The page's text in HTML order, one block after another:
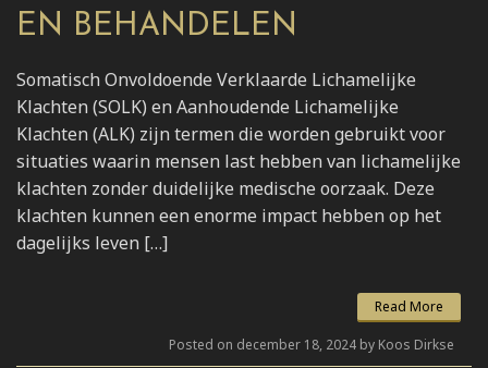
EN BEHANDELEN
Somatisch Onvoldoende Verklaarde Lichamelijke
Klachten (SOLK) en Aanhoudende Lichamelijke
Klachten (ALK) zijn termen die worden gebruikt voor
situaties waarin mensen last hebben van lichamelijke
klachten zonder duidelijke medische oorzaak. Deze
klachten kunnen een enorme impact hebben op het
dagelijks leven […]
Read More
Posted on december 18, 2024 by Koos Dirkse